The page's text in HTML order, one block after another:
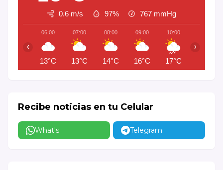
0.6 m/s 97% 767 mmHg
06:00
13°C
07:00
13°C
08:00
14°C
09:00
16°C
10:00
17°C
‹ ›
Recibe noticias en tu Celular
What's Telegram